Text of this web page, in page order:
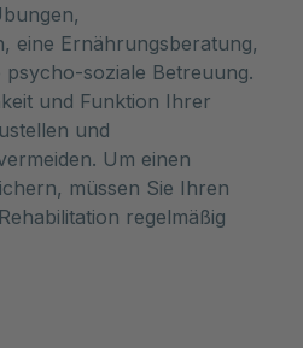
eine Ernährungsberatung,
psycho-soziale Betreuung.
und Funktion Ihrer
und
Um einen
müssen Sie Ihren
regelmäßig